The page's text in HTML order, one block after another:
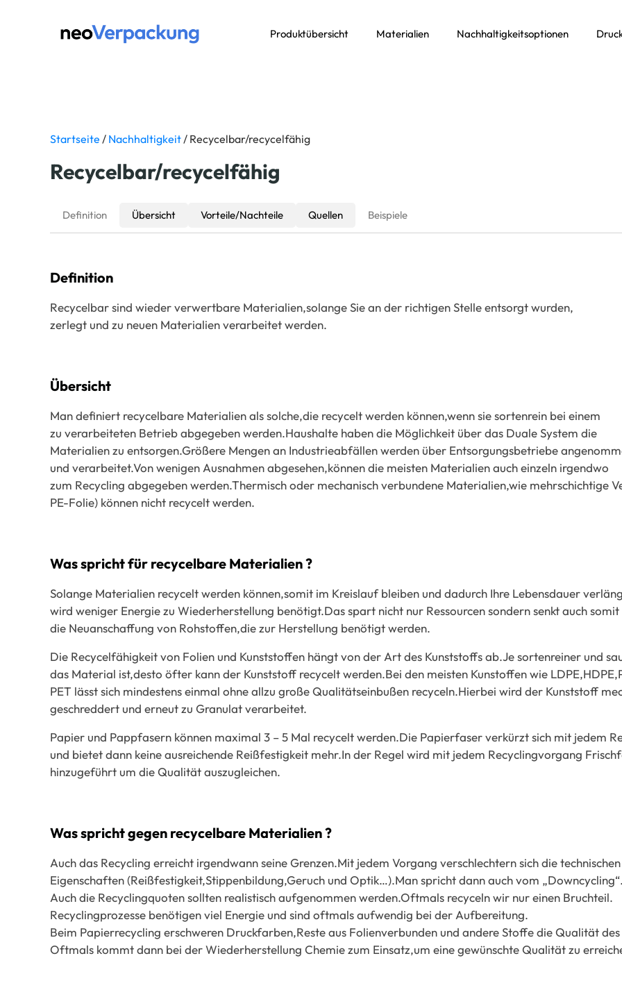
Produktübersicht Materialien Nachhaltigkeitsoptionen
Startseite / Nachhaltigkeit / Recycelbar/recycelfähig
Recycelbar/recycelfähig
Definition Übersicht Vorteile/Nachteile Quellen Beispiele
Definition
Recycelbar sind wieder verwertbare Materialien,solange Sie an der richtigen Stelle entsorgt wurden,
zerlegt und zu neuen Materialien verarbeitet werden.
Übersicht
Man definiert recycelbare Materialien als solche,die recycelt werden können,wenn sie sortenrein bei einem
zu verarbeiteten Betrieb abgegeben werden.Haushalte haben die Möglichkeit über das Duale System die
Materialien zu entsorgen.Größere Mengen an Industrieabfällen werden über Entsorgungsbetriebe
und verarbeitet.Von wenigen Ausnahmen abgesehen,können die meisten Materialien auch einzeln irgendwo
zum Recycling abgegeben werden.Thermisch oder mechanisch verbundene Materialien,wie mehrschichtige
PE-Folie) können nicht recycelt werden.
Was spricht für recycelbare Materialien ?
Solange Materialien recycelt werden können,somit im Kreislauf bleiben und dadurch Ihre Lebensdauer
wird weniger Energie zu Wiederherstellung benötigt.Das spart nicht nur Ressourcen sondern senkt auch somit
die Neuanschaffung von Rohstoffen,die zur Herstellung benötigt werden.
Die Recycelfähigkeit von Folien und Kunststoffen hängt von der Art des Kunststoffs ab.Je sortenreiner und
das Material ist,desto öfter kann der Kunststoff recycelt werden.Bei den meisten Kunstoffen wie
PET lässt sich mindestens einmal ohne allzu große Qualitätseinbußen recyceln.Hierbei wird der Kunststoff
geschreddert und erneut zu Granulat verarbeitet.
Papier und Pappfasern können maximal 3 – 5 Mal recycelt werden.Die Papierfaser verkürzt sich mit jedem
und bietet dann keine ausreichende Reißfestigkeit mehr.In der Regel wird mit jedem Recyclingvorgang
hinzugeführt um die Qualität auszugleichen.
Was spricht gegen recycelbare Materialien ?
Auch das Recycling erreicht irgendwann seine Grenzen.Mit jedem Vorgang verschlechtern sich die
Eigenschaften (Reißfestigkeit,Stippenbildung,Geruch und Optik…).Man spricht dann auch vom
Auch die Recyclingquoten sollten realistisch aufgenommen werden.Oftmals recyceln wir nur einen Bruchteil.
Recyclingprozesse benötigen viel Energie und sind oftmals aufwendig bei der Aufbereitung.
Beim Papierrecycling erschweren Druckfarben,Reste aus Folienverbunden und andere Stoffe die Qualität
Oftmals kommt dann bei der Wiederherstellung Chemie zum Einsatz,um eine gewünschte Qualität zu